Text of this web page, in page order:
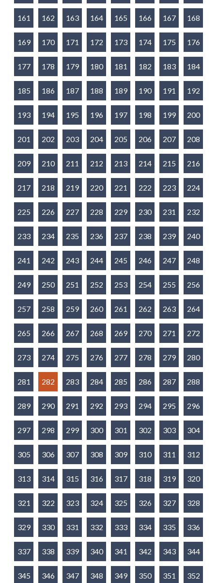
161 162 163 164 165 166 167 168
169 170 171 172 173 174 175 176
177 178 179 180 181 182 183 184
185 186 187 188 189 190 191 192
193 194 195 196 197 198 199 200
201 202 203 204 205 206 207 208
209 210 211 212 213 214 215 216
217 218 219 220 221 222 223 224
225 226 227 228 229 230 231 232
233 234 235 236 237 238 239 240
241 242 243 244 245 246 247 248
249 250 251 252 253 254 255 256
257 258 259 260 261 262 263 264
265 266 267 268 269 270 271 272
273 274 275 276 277 278 279 280
281 282 283 284 285 286 287 288
289 290 291 292 293 294 295 296
297 298 299 300 301 302 303 304
305 306 307 308 309 310 311 312
313 314 315 316 317 318 319 320
321 322 323 324 325 326 327 328
329 330 331 332 333 334 335 336
337 338 339 340 341 342 343 344
345 346 347 348 349 350 351 352